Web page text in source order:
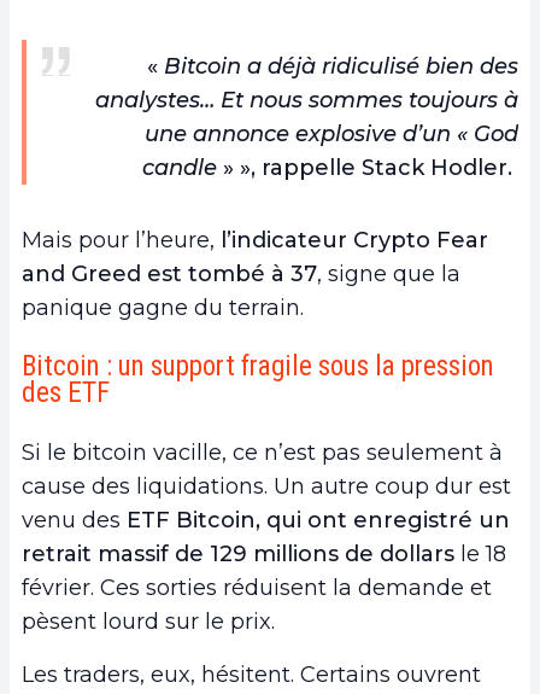
« Bitcoin a déjà ridiculisé bien des
analystes… Et nous sommes toujours à
une annonce explosive d’un « God
candle » », rappelle Stack Hodler.
Mais pour l’heure, l’indicateur Crypto Fear
and Greed est tombé à 37, signe que la
panique gagne du terrain.
Bitcoin : un support fragile sous la pression
des ETF
Si le bitcoin vacille, ce n’est pas seulement à
cause des liquidations. Un autre coup dur est
venu des ETF Bitcoin, qui ont enregistré un
retrait massif de 129 millions de dollars le 18
février. Ces sorties réduisent la demande et
pèsent lourd sur le prix.
Les traders, eux, hésitent. Certains ouvrent